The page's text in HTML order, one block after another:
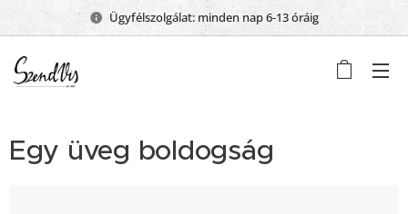
Ügyfélszolgálat: minden nap 6-13 óráig
Egy üveg boldogság